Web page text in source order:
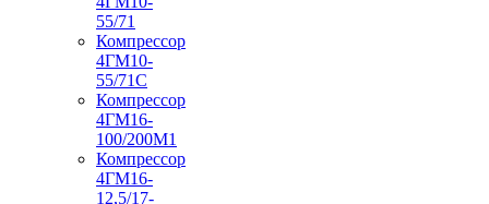
55/71
Компрессор
4ГМ10-
55/71С
Компрессор
4ГМ16-
100/200М1
Компрессор
4ГМ16-
12,5/17-